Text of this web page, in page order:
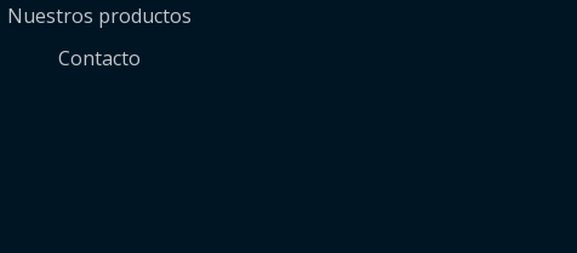
Nuestros productos
Contacto